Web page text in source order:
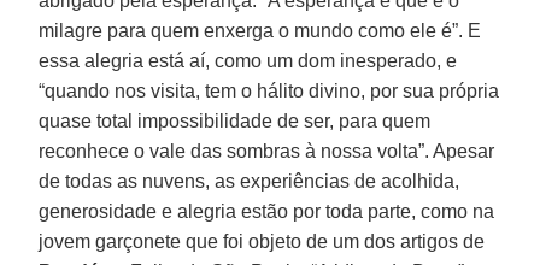
milagre para quem enxerga o mundo como ele é”. E
essa alegria está aí, como um dom inesperado, e
“quando nos visita, tem o hálito divino, por sua própria
quase total impossibilidade de ser, para quem
reconhece o vale das sombras à nossa volta”. Apesar
de todas as nuvens, as experiências de acolhida,
generosidade e alegria estão por toda parte, como na
jovem garçonete que foi objeto de um dos artigos de